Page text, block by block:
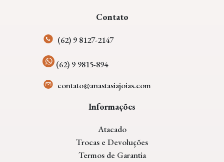
Contato
(62) 9 8127-2147
(62) 9 9815-894
contato@anastasiajoias.com
Informações
Atacado
Trocas e Devoluções
Termos de Garantia